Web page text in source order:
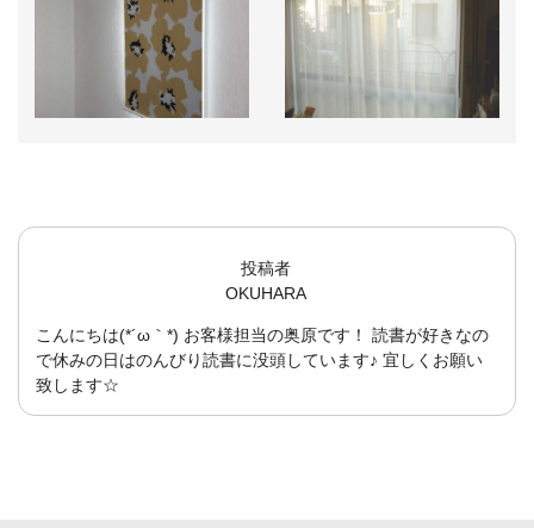
投稿者
OKUHARA
こんにちは(*´ω｀*) お客様担当の奥原です！ 読書が好きなの
で休みの日はのんびり読書に没頭しています♪ 宜しくお願い
致します☆